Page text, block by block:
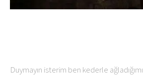
Duymayın isterim ben kederle ağladığımı